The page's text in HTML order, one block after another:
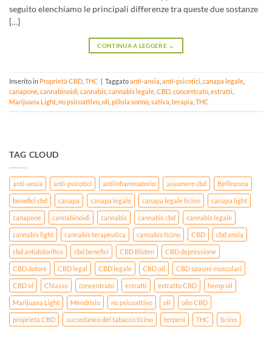
seguito elenchiamo le principali differenze tra queste due sostanze
[…]
CONTINUA A LEGGERE →
Inserito in Proprietà CBD THC Taggatoanti-ansia anti-psicotici canapa legale
canapone cannabinoidi cannabis cannabis legale CBD concentrato estratti
Marijuana Light no psicoattivo oli pillola sonno sativa terapia THC
TAG CLOUD
anti-ansia anti-psicotici antiinfiammatorio assumere cbd Bellinzona
benefici cbd canapa canapa legale canapa legale ticino canapa light
canapone cannabinoidi cannabis cannabis cbd cannabis legale
cannabis light cannabis terapeutica cannabis ticino CBD cbd ansia
cbd antidolorifico cbd benefici CBD Blüten CBD depressione
CBD dolore CBD legal CBD legale CBD oil CBD spasmi muscolari
CBD öl Chiasso concentrato estratti estratto CBD hemp oil
Marijuana Light Mendrisio no psicoattivo oli olio CBD
proprietà CBD succedaneo del tabacco ticino terpeni THC ticino